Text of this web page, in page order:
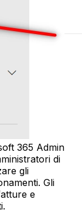
365 Admin
di
gli
Gli
e